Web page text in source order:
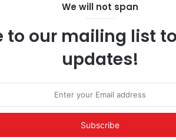
We will not span
to our mailing list
updates!